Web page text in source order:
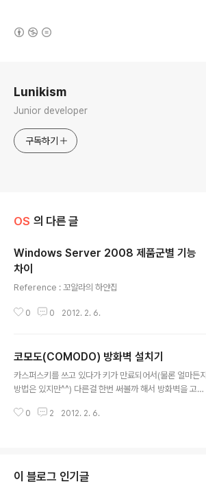
Lunikism
Junior developer
구독하기
OS 의 다른 글
Windows Server 2008 제품군별 기능
차이
Reference : 꼬알라의 하얀집
0 0 2012. 2. 6.
코모도(COMODO) 방화벽 설치기
카스퍼스키를 쓰고 있다가 키가 만료되어서(물론 얼마든지
방법은 있지만^^) 다른걸 한번 써볼까 해서 방화벽을 고르
는 사이트인데, 순위를 보면 역시 코모도구나 하는 생각이
으니깐요. 첫번째 칸은 이메일 주소를 입력하는 곳입니다.
(선택) 두번째 체크박스는 지금 사용하고 계시는 PC의 DN
0 2 2012. 2. 6.
이 블로그 인기글